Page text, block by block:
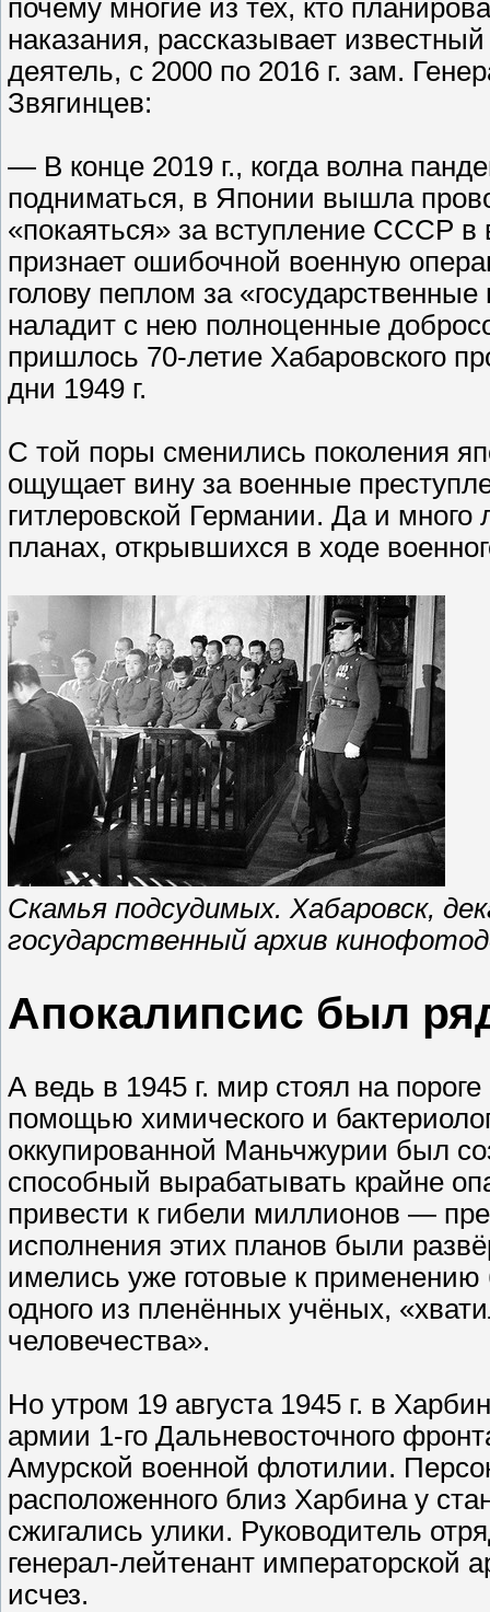
почему многие из тех, кто
наказания, рассказывает
деятель, с 2000 по 2016 г. зам.
Звягинцев:
— В конце 2019 г., когда волна
подниматься, в Японии вышла
«покаяться» за вступление СССР в
признает ошибочной военную
голову пеплом за
наладит с нею полноценные
пришлось 70-летие Хабаровского
дни 1949 г.
С той поры сменились поколения
ощущает вину за военные
гитлеровской Германии. Да и
планах, открывшихся в ходе
Скамья подсудимых. Хабаровск,
государственный архив
Апокалипсис был
А ведь в 1945 г. мир стоял на
помощью химического и
оккупированной Маньчжурии был
способный вырабатывать крайне
привести к гибели миллионов —
исполнения этих планов были
имелись уже готовые к
одного из пленённых учёных,
человечества».
Но утром 19 августа 1945 г. в
армии 1-го Дальневосточного
Амурской военной флотилии.
расположенного близ Харбина у
сжигались улики. Руководитель
генерал-лейтенант
исчез.